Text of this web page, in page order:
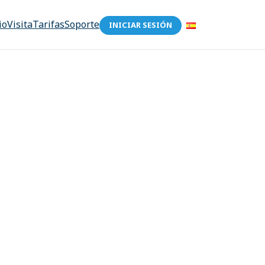
VisitaTarifasSoporte INICIAR SESIÓN